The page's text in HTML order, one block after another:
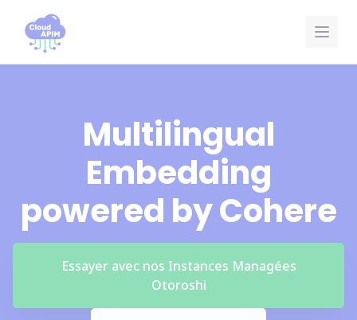
Multilingual
Embedding
powered by Cohere
Essayer avec nos Instances Managées
Otoroshi